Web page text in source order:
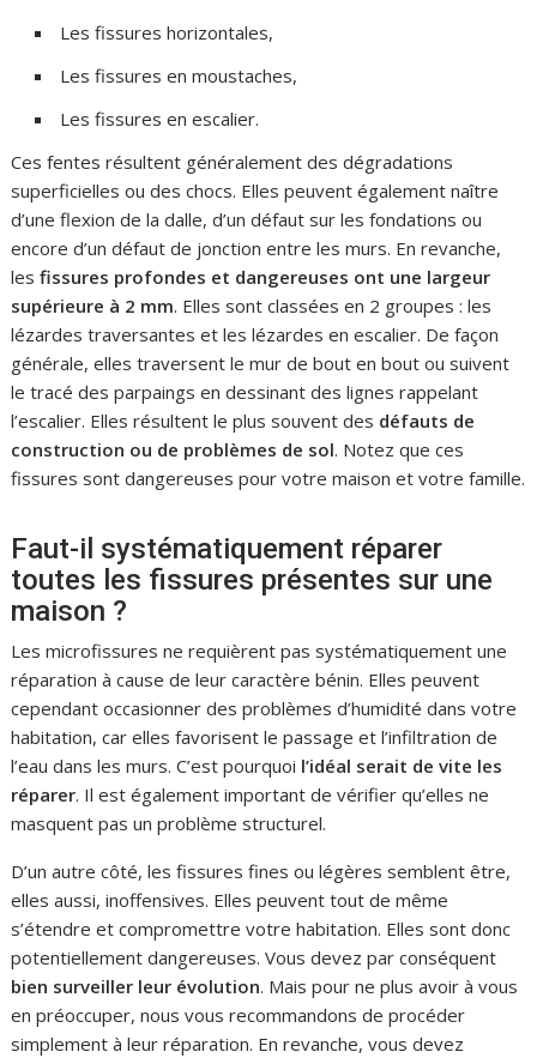
Les fissures horizontales,
Les fissures en moustaches,
Les fissures en escalier.
Ces fentes résultent généralement des dégradations
superficielles ou des chocs. Elles peuvent également naître
d’une flexion de la dalle, d’un défaut sur les fondations ou
encore d’un défaut de jonction entre les murs. En revanche,
lesfissures profondes et dangereuses ont une largeur
supérieure à 2 mm. Elles sont classées en 2 groupes : les
lézardes traversantes et les lézardes en escalier. De façon
générale, elles traversent le mur de bout en bout ou suivent
le tracé des parpaings en dessinant des lignes rappelant
l’escalier. Elles résultent le plus souvent des défauts de
construction ou de problèmes de sol. Notez que ces
fissures sont dangereuses pour votre maison et votre famille.
Faut-il systématiquement réparer
toutes les fissures présentes sur une
maison ?
Les microfissures ne requièrent pas systématiquement une
réparation à cause de leur caractère bénin. Elles peuvent
cependant occasionner des problèmes d’humidité dans votre
habitation, car elles favorisent le passage et l’infiltration de
l’eau dans les murs. C’est pourquoi l’idéal serait de vite les
réparer. Il est également important de vérifier qu’elles ne
masquent pas un problème structurel.
D’un autre côté, les fissures fines ou légères semblent être,
elles aussi, inoffensives. Elles peuvent tout de même
s’étendre et compromettre votre habitation. Elles sont donc
potentiellement dangereuses. Vous devez par conséquent
bien surveiller leur évolution. Mais pour ne plus avoir à vous
en préoccuper, nous vous recommandons de procéder
simplement à leur réparation. En revanche, vous devez